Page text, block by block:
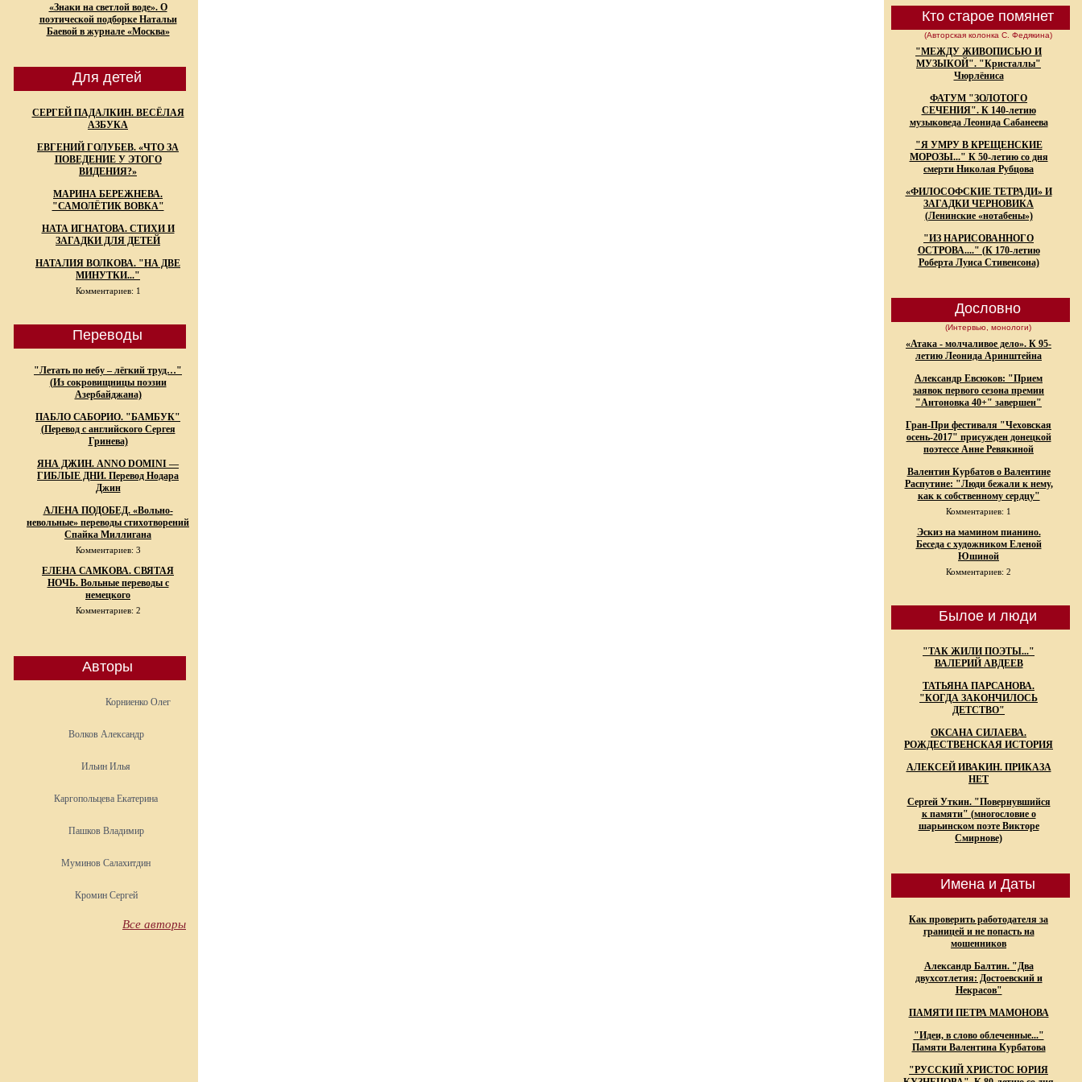
«Знаки на светлой воде». О
поэтической подборке Натальи
Баевой в журнале «Москва»
Для детей
СЕРГЕЙ ПАДАЛКИН. ВЕСЁЛАЯ
АЗБУКА
ЕВГЕНИЙ ГОЛУБЕВ. «ЧТО ЗА
ПОВЕДЕНИЕ У ЭТОГО
ВИДЕНИЯ?»
МАРИНА БЕРЕЖНЕВА.
"САМОЛЁТИК ВОВКА"
НАТА ИГНАТОВА. СТИХИ И
ЗАГАДКИ ДЛЯ ДЕТЕЙ
НАТАЛИЯ ВОЛКОВА. "НА ДВЕ
МИНУТКИ..."
Комментариев: 1
Переводы
"Летать по небу – лёгкий труд…"
(Из сокровищницы поэзии
Азербайджана)
ПАБЛО САБОРИО. "БАМБУК"
(Перевод с английского Сергея
Гринева)
ЯНА ДЖИН. ANNO DOMINI —
ГИБЛЫЕ ДНИ. Перевод Нодара
Джин
АЛЕНА ПОДОБЕД. «Вольно-
невольные» переводы стихотворений
Спайка Миллигана
Комментариев: 3
ЕЛЕНА САМКОВА. СВЯТАЯ
НОЧЬ. Вольные переводы с
немецкого
Комментариев: 2
Авторы
Корниенко Олег
Волков Александр
Ильин Илья
Каргопольцева Екатерина
Пашков Владимир
Муминов Салахитдин
Кромин Сергей
Все авторы
Кто старое помянет
(Авторская колонка С. Федякина)
"МЕЖДУ ЖИВОПИСЬЮ И
МУЗЫКОЙ". "Кристаллы"
Чюрлёниса
ФАТУМ "ЗОЛОТОГО
СЕЧЕНИЯ". К 140-летию
музыковеда Леонида Сабанеева
"Я УМРУ В КРЕЩЕНСКИЕ
МОРОЗЫ..." К 50-летию со дня
смерти Николая Рубцова
«ФИЛОСОФСКИЕ ТЕТРАДИ» И
ЗАГАДКИ ЧЕРНОВИКА
(Ленинские «нотабены»)
"ИЗ НАРИСОВАННОГО
ОСТРОВА...." (К 170-летию
Роберта Луиса Стивенсона)
Дословно
(Интервью, монологи)
«Атака - молчаливое дело». К 95-
летию Леонида Аринштейна
Александр Евсюков: "Прием
заявок первого сезона премии
"Антоновка 40+" завершен"
Гран-При фестиваля "Чеховская
осень-2017" присужден донецкой
поэтессе Анне Ревякиной
Валентин Курбатов о Валентине
Распутине: "Люди бежали к нему,
как к собственному сердцу"
Комментариев: 1
Эскиз на мамином пианино.
Беседа с художником Еленой
Юшиной
Комментариев: 2
Былое и люди
"ТАК ЖИЛИ ПОЭТЫ..."
ВАЛЕРИЙ АВДЕЕВ
ТАТЬЯНА ПАРСАНОВА.
"КОГДА ЗАКОНЧИЛОСЬ
ДЕТСТВО"
ОКСАНА СИЛАЕВА.
РОЖДЕСТВЕНСКАЯ ИСТОРИЯ
АЛЕКСЕЙ ИВАКИН. ПРИКАЗА
НЕТ
Сергей Уткин. "Повернувшийся
к памяти" (многословие о
шарьинском поэте Викторе
Смирнове)
Имена и Даты
Как проверить работодателя за
границей и не попасть на
мошенников
Александр Балтин. "Два
двухсотлетия: Достоевский и
Некрасов"
ПАМЯТИ ПЕТРА МАМОНОВА
"Идеи, в слово облеченные..."
Памяти Валентина Курбатова
"РУССКИЙ ХРИСТОС ЮРИЯ